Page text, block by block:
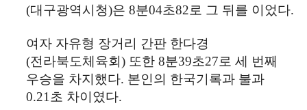
(대구광역시청)은 8분04초82로 그 뒤를 이었다.
여자 자유형 장거리 간판 한다경
(전라북도체육회 ) 또한 8분39초27로 세 번째
우승을 차지했다. 본인의 한국기록과 불과
0.21 초 차이였다.